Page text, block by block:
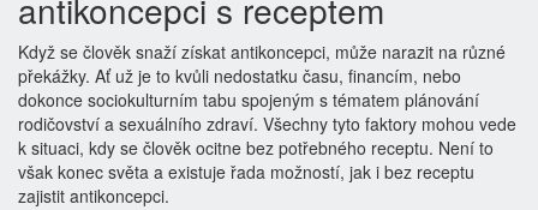
antikoncepci s receptem
Když se člověk snaží získat antikoncepci, může narazit na různé
překážky. Ať už je to kvůli nedostatku času, financím, nebo
dokonce sociokulturním tabu spojeným s tématem plánování
rodičovství a sexuálního zdraví. Všechny tyto faktory mohou vede
k situaci, kdy se člověk ocitne bez potřebného receptu. Není to
však konec světa a existuje řada možností, jak i bez receptu
zajistit antikoncepci.